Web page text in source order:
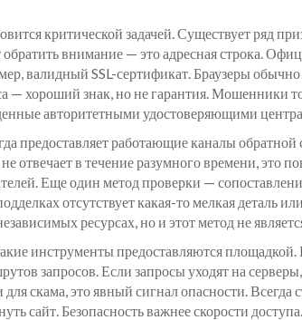
критической задачей. Существует ряд
внимание — это адресная строка.
валидный SSL-сертификат. Браузеры
— хороший знак, но не гарантия. Мошенники
авторитетными удостоверяющими
предоставляет работающие каналы обратной
отвечает в течение разумного времени, это
Еще один метод проверки —
отсутствует какая-то мелкая деталь
ресурсах, но и этот метод не
инструменты предоставляются
запросов. Если запросы уходят на
скама, это явный сигнал опасности. Всегда
сайт. Безопасность важнее скорости доступа.